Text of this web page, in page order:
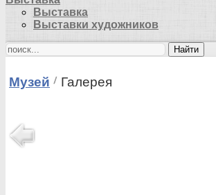
Выставка
Выставки художников
Найти
Музей Галерея